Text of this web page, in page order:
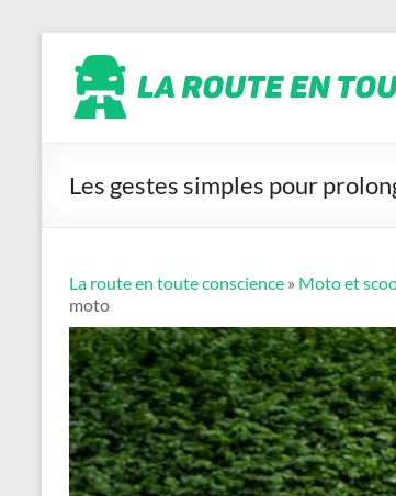
contenu
La
route
en
conscience
Les gestes simples pour
La route en toute conscience » Moto et
moto